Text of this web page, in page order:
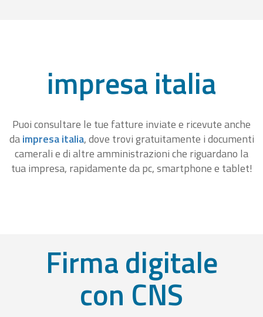
impresa italia
Puoi consultare le tue fatture inviate e ricevute anche
daimpresa italia, dove trovi gratuitamente i documenti
camerali e di altre amministrazioni che riguardano la
tua impresa, rapidamente da pc, smartphone e tablet!
Firma digitale
con CNS